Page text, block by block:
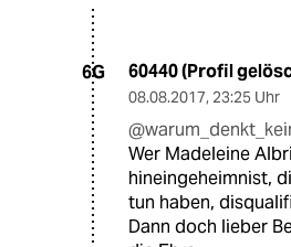
6G 60440 (Profil
08.08.2017, 23:25 Uhr
Wer Madeleine
hineingeheimnist,
tun haben,
Dann doch lieber